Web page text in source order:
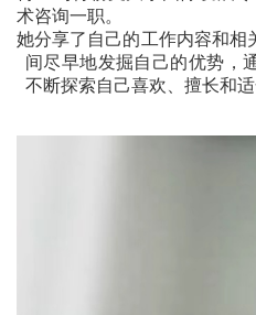
术咨询一职。
她分享了自己的工作内容和相
间尽早地发掘自己的优势，
不断探索自己喜欢、擅长和适